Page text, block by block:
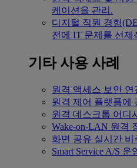
케이션을 관리.
디지털 직원 경험
전에 IT 문제를 선제
기타 사용 사례
원격 액세스 보안 연
원격 제어 플랫폼에
원격 데스크톱 어디
Wake-on-LAN 원격
화면 공유 실시간 비
Smart Service A/S 운